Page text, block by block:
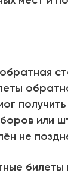
или
не